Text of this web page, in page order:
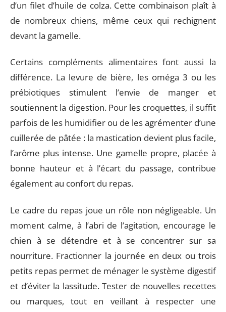
d’un filet d’huile de colza. Cette combinaison plaît à
de nombreux chiens, même ceux qui rechignent
devant la gamelle.
Certains compléments alimentaires font aussi la
différence. La levure de bière, les oméga 3 ou les
prébiotiques stimulent l’envie de manger et
soutiennent la digestion. Pour les croquettes, il suffit
parfois de les humidifier ou de les agrémenter d’une
cuillerée de pâtée : la mastication devient plus facile,
l’arôme plus intense. Une gamelle propre, placée à
bonne hauteur et à l’écart du passage, contribue
également au confort du repas.
Le cadre du repas joue un rôle non négligeable. Un
moment calme, à l’abri de l’agitation, encourage le
chien à se détendre et à se concentrer sur sa
nourriture. Fractionner la journée en deux ou trois
petits repas permet de ménager le système digestif
et d’éviter la lassitude. Tester de nouvelles recettes
ou marques, tout en veillant à respecter une